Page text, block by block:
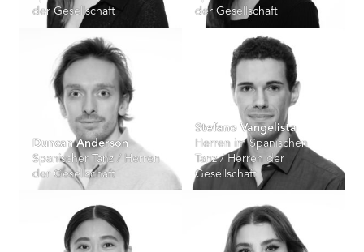
der Gesellschaft
der Gesellschaft
Duncan Anderson
Spanischer Tanz / Herren
der Gesellschaft
Stefano Vangelista
Herren im Spanischen
Tanz / Herren der
Gesellschaft